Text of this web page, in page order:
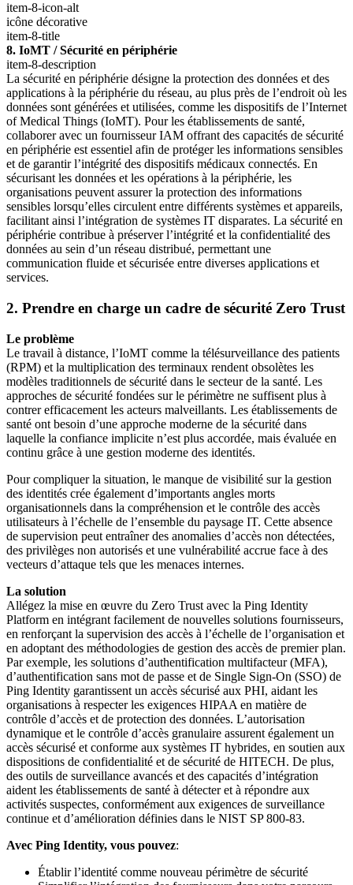
item-8-icon-alt
icône décorative
item-8-title
8. IoMT / Sécurité en périphérie
item-8-description
La sécurité en périphérie désigne la protection des données et des
applications à la périphérie du réseau, au plus près de l’endroit où les
données sont générées et utilisées, comme les dispositifs de l’Internet
of Medical Things (IoMT). Pour les établissements de santé,
collaborer avec un fournisseur IAM offrant des capacités de sécurité
en périphérie est essentiel afin de protéger les informations sensibles
et de garantir l’intégrité des dispositifs médicaux connectés. En
sécurisant les données et les opérations à la périphérie, les
organisations peuvent assurer la protection des informations
sensibles lorsqu’elles circulent entre différents systèmes et appareils,
facilitant ainsi l’intégration de systèmes IT disparates. La sécurité en
périphérie contribue à préserver l’intégrité et la confidentialité des
données au sein d’un réseau distribué, permettant une
communication fluide et sécurisée entre diverses applications et
services.
2. Prendre en charge un cadre de sécurité Zero Trust
Le problème
Le travail à distance, l’IoMT comme la télésurveillance des patients
(RPM) et la multiplication des terminaux rendent obsolètes les
modèles traditionnels de sécurité dans le secteur de la santé. Les
approches de sécurité fondées sur le périmètre ne suffisent plus à
contrer efficacement les acteurs malveillants. Les établissements de
santé ont besoin d’une approche moderne de la sécurité dans
laquelle la confiance implicite n’est plus accordée, mais évaluée en
continu grâce à une gestion moderne des identités.
Pour compliquer la situation, le manque de visibilité sur la gestion
des identités crée également d’importants angles morts
organisationnels dans la compréhension et le contrôle des accès
utilisateurs à l’échelle de l’ensemble du paysage IT. Cette absence
de supervision peut entraîner des anomalies d’accès non détectées,
des privilèges non autorisés et une vulnérabilité accrue face à des
vecteurs d’attaque tels que les menaces internes.
La solution
Allégez la mise en œuvre du Zero Trust avec la Ping Identity
Platform en intégrant facilement de nouvelles solutions fournisseurs,
en renforçant la supervision des accès à l’échelle de l’organisation et
en adoptant des méthodologies de gestion des accès de premier plan.
Par exemple, les solutions d’authentification multifacteur (MFA),
d’authentification sans mot de passe et de Single Sign-On (SSO) de
Ping Identity garantissent un accès sécurisé aux PHI, aidant les
organisations à respecter les exigences HIPAA en matière de
contrôle d’accès et de protection des données. L’autorisation
dynamique et le contrôle d’accès granulaire assurent également un
accès sécurisé et conforme aux systèmes IT hybrides, en soutien aux
dispositions de confidentialité et de sécurité de HITECH. De plus,
des outils de surveillance avancés et des capacités d’intégration
aident les établissements de santé à détecter et à répondre aux
activités suspectes, conformément aux exigences de surveillance
continue et d’amélioration définies dans le NIST SP 800-83.
Avec Ping Identity, vous pouvez:
Établir l’identité comme nouveau périmètre de sécurité